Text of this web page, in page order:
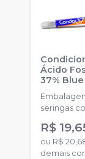
Ácido
37%
FGM
seringas
cada uma
ponteiras
aplicação.
R$
ou R$
demais